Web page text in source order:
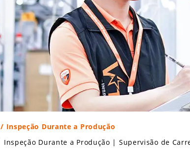
/ Inspeção Durante a Produção
Inspeção Durante a Produção | Supervisão de